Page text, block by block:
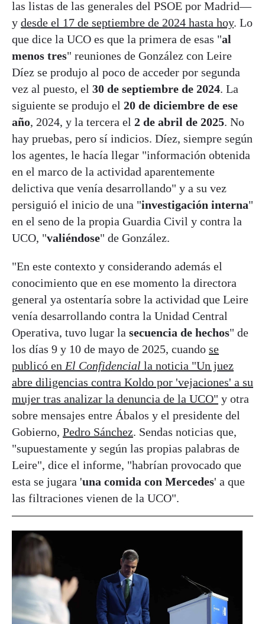
las listas de las generales del PSOE por Madrid—
y desde el 17 de septiembre de 2024 hasta hoy. Lo
que dice la UCO es que la primera de esas "al
menos tres" reuniones de González con Leire
Díez se produjo al poco de acceder por segunda
vez al puesto, el 30 de septiembre de 2024. La
siguiente se produjo el 20 de diciembre de ese
año, 2024, y la tercera el 2 de abril de 2025. No
hay pruebas, pero sí indicios. Díez, siempre según
los agentes, le hacía llegar "información obtenida
en el marco de la actividad aparentemente
delictiva que venía desarrollando" y a su vez
persiguió el inicio de una "investigación interna"
en el seno de la propia Guardia Civil y contra la
UCO, "valiéndose" de González.
"En este contexto y considerando además el
conocimiento que en ese momento la directora
general ya ostentaría sobre la actividad que Leire
venía desarrollando contra la Unidad Central
Operativa, tuvo lugar la secuencia de hechos" de
los días 9 y 10 de mayo de 2025, cuando se
publicó en El Confidencial la noticia "Un juez
abre diligencias contra Koldo por 'vejaciones' a su
mujer tras analizar la denuncia de la UCO" y otra
sobre mensajes entre Ábalos y el presidente del
Gobierno, Pedro Sánchez. Sendas noticias que,
"supuestamente y según las propias palabras de
Leire", dice el informe, "habrían provocado que
esta se jugara 'una comida con Mercedes' a que
las filtraciones vienen de la UCO".